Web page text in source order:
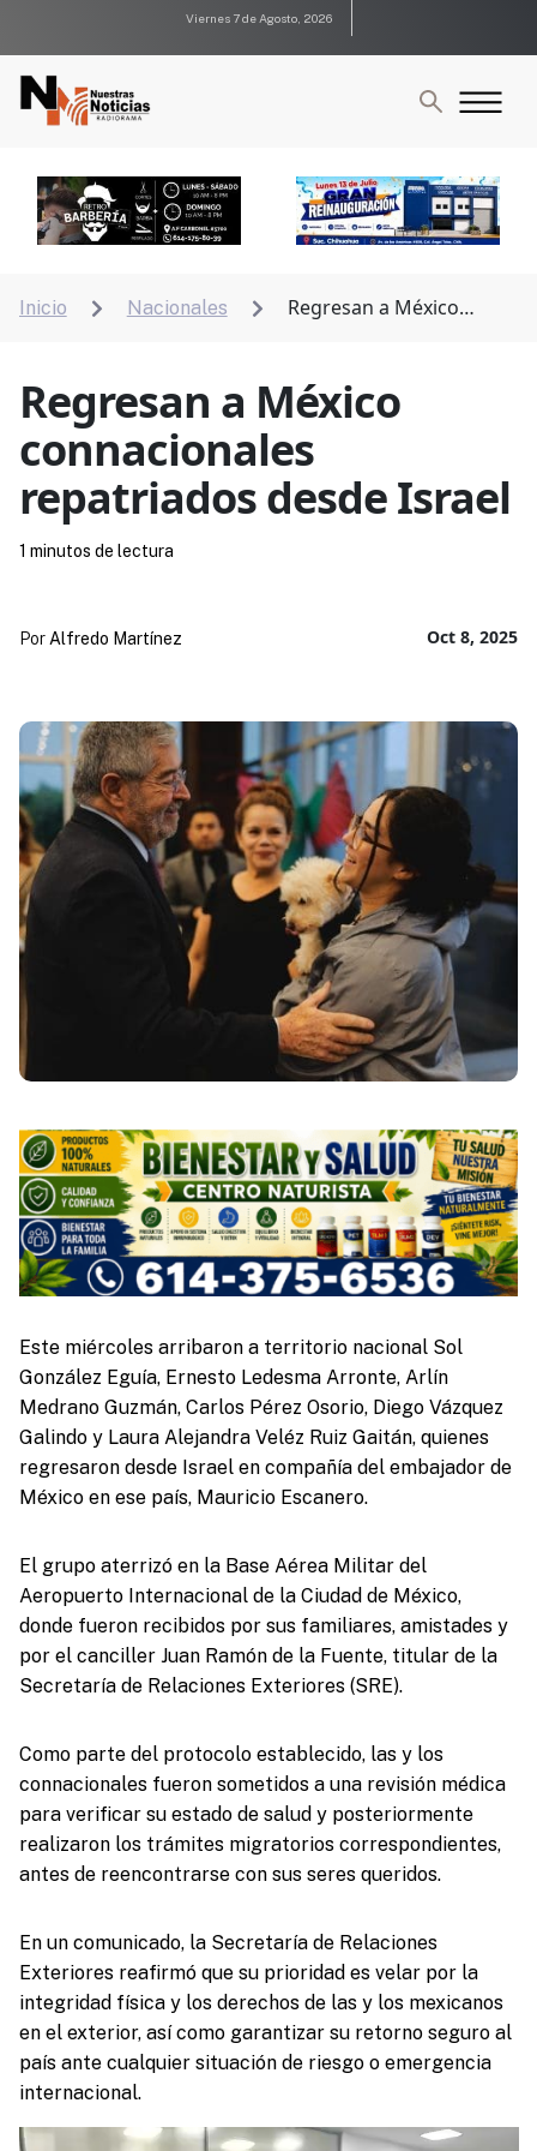
Viernes 7 de Agosto, 2026
Inicio  Nacionales 
Regresan a México
Regresan a México
connacionales
repatriados desde Israel
Oct 8, 2025
Por Alfredo Martínez
1 minutos de lectura
Este miércoles arribaron a territorio nacional Sol
González Eguía, Ernesto Ledesma Arronte, Arlín
Medrano Guzmán, Carlos Pérez Osorio, Diego Vázquez
Galindo y Laura Alejandra Veléz Ruiz Gaitán, quienes
regresaron desde Israel en compañía del embajador de
México en ese país, Mauricio Escanero.
El grupo aterrizó en la Base Aérea Militar del
Aeropuerto Internacional de la Ciudad de México,
donde fueron recibidos por sus familiares, amistades y
por el canciller Juan Ramón de la Fuente, titular de la
Secretaría de Relaciones Exteriores (SRE).
Como parte del protocolo establecido, las y los
connacionales fueron sometidos a una revisión médica
para verificar su estado de salud y posteriormente
realizaron los trámites migratorios correspondientes,
antes de reencontrarse con sus seres queridos.
En un comunicado, la Secretaría de Relaciones
Exteriores reafirmó que su prioridad es velar por la
integridad física y los derechos de las y los mexicanos
en el exterior, así como garantizar su retorno seguro al
país ante cualquier situación de riesgo o emergencia
internacional.